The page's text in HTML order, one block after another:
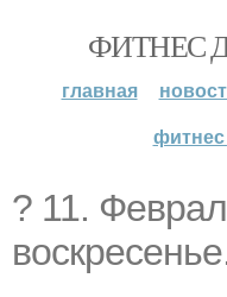
ФИТНЕС
главная
? 11.